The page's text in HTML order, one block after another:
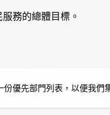
務的總體目標。
優先部門列表，以便我們